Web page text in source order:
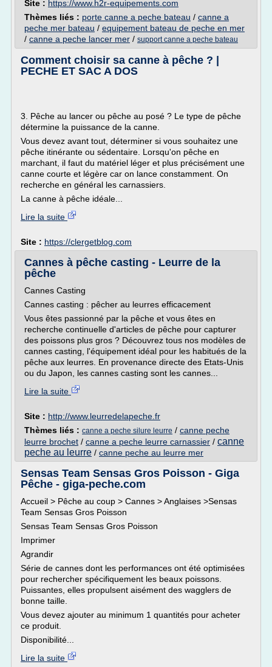
Site : https://www.h2r-equipements.com
Thèmes liés : porte canne a peche bateau / canne a
peche mer bateau / equipement bateau de peche en mer
/ canne a peche lancer mer / support canne a peche bateau
Comment choisir sa canne à pêche ? |
PECHE ET SAC A DOS
3. Pêche au lancer ou pêche au posé ? Le type de pêche
détermine la puissance de la canne.
Vous devez avant tout, déterminer si vous souhaitez une
pêche itinérante ou sédentaire. Lorsqu'on pêche en
marchant, il faut du matériel léger et plus précisément une
canne courte et légère car on lance constamment. On
recherche en général les carnassiers.
La canne à pêche idéale...
Lire la suite
Site : https://clergetblog.com
Cannes à pêche casting - Leurre de la
pêche
Cannes Casting
Cannes casting : pêcher au leurres efficacement
Vous êtes passionné par la pêche et vous êtes en
recherche continuelle d'articles de pêche pour capturer
des poissons plus gros ? Découvrez tous nos modèles de
cannes casting, l'équipement idéal pour les habitués de la
pêche aux leurres. En provenance directe des Etats-Unis
ou du Japon, les cannes casting sont les cannes...
Lire la suite
Site : http://www.leurredelapeche.fr
Thèmes liés : canne a peche silure leurre / canne peche
leurre brochet / canne a peche leurre carnassier / canne
peche au leurre / canne peche au leurre mer
Sensas Team Sensas Gros Poisson - Giga
Pêche - giga-peche.com
Accueil > Pêche au coup > Cannes > Anglaises >Sensas
Team Sensas Gros Poisson
Sensas Team Sensas Gros Poisson
Imprimer
Agrandir
Série de cannes dont les performances ont été optimisées
pour rechercher spécifiquement les beaux poissons.
Puissantes, elles propulsent aisément des wagglers de
bonne taille.
Vous devez ajouter au minimum 1 quantités pour acheter
ce produit.
Disponibilité...
Lire la suite